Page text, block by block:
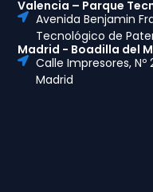
Valencia – Parque
Avenida Benjamin
Tecnológico de
Madrid - Boadilla del
Calle Impresores,
Madrid